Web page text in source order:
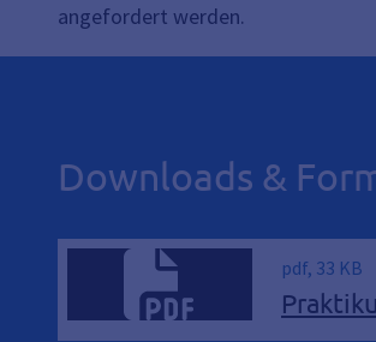
angefordert werden.
Downloads &
pdf, 33 KB